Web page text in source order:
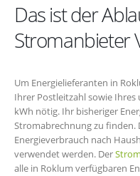
Das ist der
Stromanbieter
Um Energielieferanten in
Ihrer Postleitzahl sowie
kWh nötig. Ihr bisheriger
Stromabrechnung zu finden.
Energieverbrauch nach
verwendet werden. Der
alle in Roklum verfügbaren